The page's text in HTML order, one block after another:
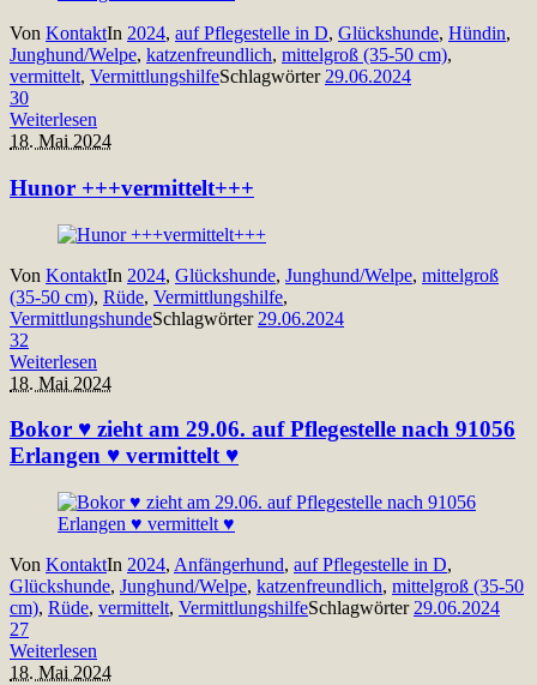
Von KontaktIn 2024, auf Pflegestelle in D, Glückshunde, Hündin,
Junghund/Welpe, katzenfreundlich, mittelgroß (35-50 cm),
vermittelt, VermittlungshilfeSchlagwörter 29.06.2024
30
Weiterlesen
18. Mai 2024
Hunor +++vermittelt+++
Von KontaktIn 2024, Glückshunde, Junghund/Welpe, mittelgroß
(35-50 cm), Rüde, Vermittlungshilfe,
VermittlungshundeSchlagwörter 29.06.2024
32
Weiterlesen
18. Mai 2024
Bokor ♥ zieht am 29.06. auf Pflegestelle nach 91056
Erlangen ♥ vermittelt ♥
Von KontaktIn 2024, Anfängerhund, auf Pflegestelle in D,
Glückshunde, Junghund/Welpe, katzenfreundlich, mittelgroß (35-50
cm), Rüde, vermittelt, VermittlungshilfeSchlagwörter 29.06.2024
27
Weiterlesen
18. Mai 2024